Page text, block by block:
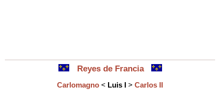
Reyes de Francia
Carlomagno < Luis I > Carlos II